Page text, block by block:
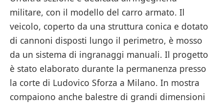
militare, con il modello del carro armato. Il
veicolo, coperto da una struttura conica e dotato
di cannoni disposti lungo il perimetro, è mosso
da un sistema di ingranaggi manuali. Il progetto
è stato elaborato durante la permanenza presso
la corte di Ludovico Sforza a Milano. In mostra
compaiono anche balestre di grandi dimensioni